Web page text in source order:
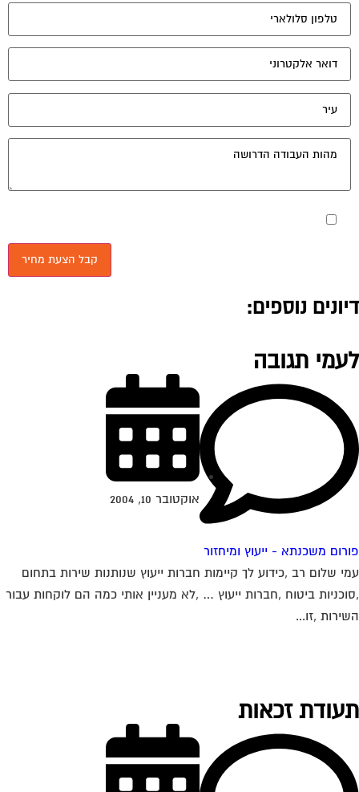
מאשר את תנאי הפרטיות
נוספים:
תגובה
משכנתא - ייעוץ ומיחזור
אוקטובר 10, 2004
שלום רב ,כידוע לך קיימות חברות ייעוץ שנותנות שירות בתחום
ביטוח ,חברות ייעוץ … ,לא מעניין אותי כמה הם לוקחות עבור
,זו...
זכאות